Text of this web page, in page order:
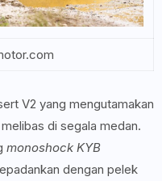
V2 yang mengutamakan
di segala medan.
monoshock KYB
dengan pelek